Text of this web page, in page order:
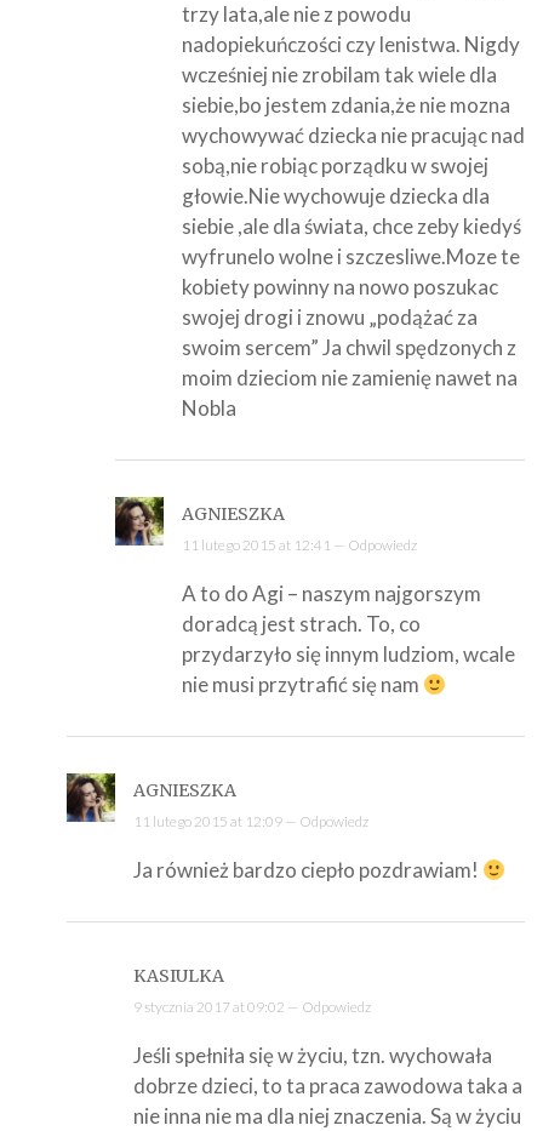
trzy lata,ale nie z powodu
nadopiekuńczości czy lenistwa. Nigdy
wcześniej nie zrobilam tak wiele dla
siebie,bo jestem zdania,że nie mozna
wychowywać dziecka nie pracując nad
sobą,nie robiąc porządku w swojej
głowie.Nie wychowuje dziecka dla
siebie ,ale dla świata, chce zeby kiedyś
wyfrunelo wolne i szczesliwe.Moze te
kobiety powinny na nowo poszukac
swojej drogi i znowu „podążać za
swoim sercem” Ja chwil spędzonych z
moim dzieciom nie zamienię nawet na
Nobla
AGNIESZKA
11 lutego 2015 at 12:41 — Odpowiedz
A to do Agi – naszym najgorszym
doradcą jest strach. To, co
przydarzyło się innym ludziom, wcale
nie musi przytrafić się nam
AGNIESZKA
11 lutego 2015 at 12:09 — Odpowiedz
Ja również bardzo ciepło pozdrawiam!
KASIULKA
9 stycznia 2017 at 09:02 — Odpowiedz
Jeśli spełniła się w życiu, tzn. wychowała
dobrze dzieci, to ta praca zawodowa taka a
nie inna nie ma dla niej znaczenia. Są w życiu